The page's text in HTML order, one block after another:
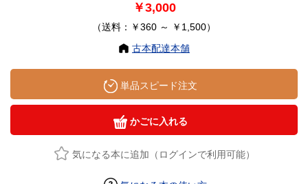
￥3,000
（送料：￥360 ～ ￥1,500）
古本配達本舗
単品スピード注文
かごに入れる
気になる本に追加（ログインで利用可能）